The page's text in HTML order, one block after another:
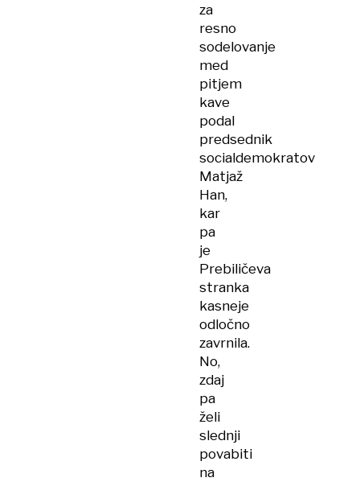
za
resno
sodelovanje
med
pitjem
kave
podal
predsednik
socialdemokratov
Matjaž
Han,
kar
pa
je
Prebiličeva
stranka
kasneje
odločno
zavrnila.
No,
zdaj
pa
želi
slednji
povabiti
na